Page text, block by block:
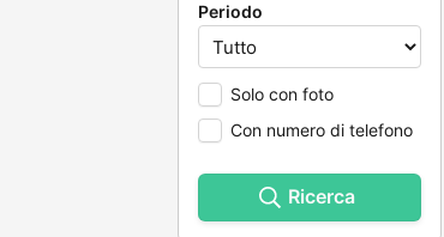
Periodo
Solo con foto
Con numero di telefono
Ricerca